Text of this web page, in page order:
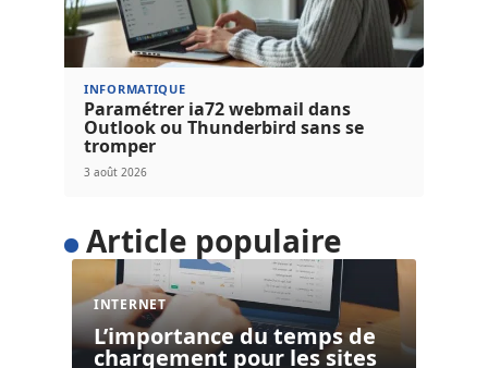
INFORMATIQUE
Paramétrer ia72 webmail dans
Outlook ou Thunderbird sans se
tromper
3 août 2026
Article populaire
INTERNET
L’importance du temps de
chargement pour les sites